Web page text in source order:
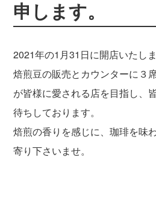
申します。
2021年の1月31日に開店いたしま
焙煎豆の販売とカウンターに３
が皆様に愛される店を目指し、
待ちしております。
焙煎の香りを感じに、珈琲を味
寄り下さいませ。